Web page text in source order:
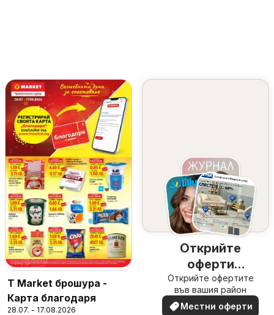
T Market брошура -
Карта благодаря
28.07. - 17.08.2026
Открийте
оферти
наблизо
Открийте офертите
във вашия район
Местни оферти